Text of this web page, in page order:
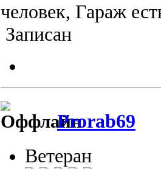
человек, Гараж
Записан
Prorab69
Ветеран